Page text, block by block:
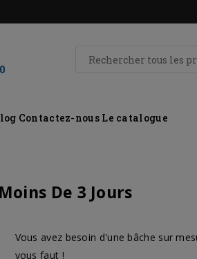
Contactez-nous Le catalogue
De 3 Jours
Vous avez besoin d'une bâche sur
vous faut !